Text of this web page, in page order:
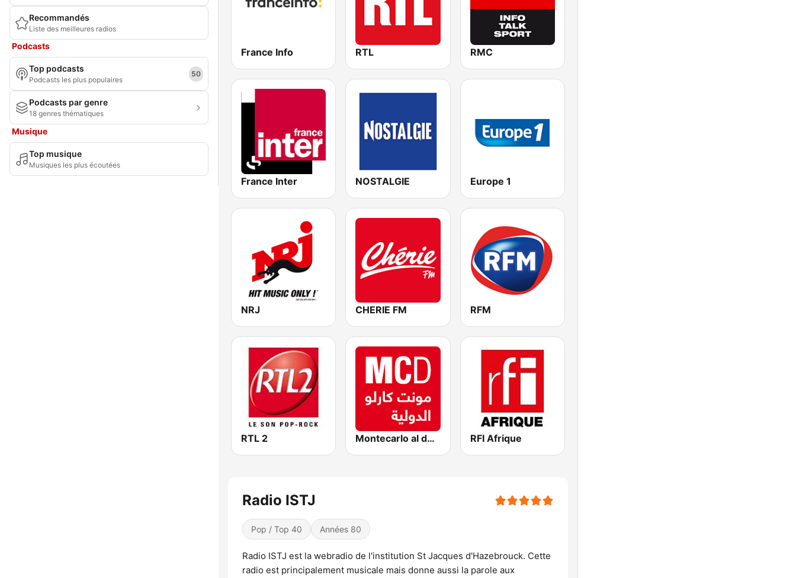
Recommandés
Liste des meilleures radios
Podcasts
Top podcasts
Podcasts les plus populaires
50
Podcasts par genre
18 genres thématiques
Musique
Top musique
Musiques les plus écoutées
France Info RTL RMC
France Inter NOSTALGIE Europe 1
NRJ CHERIE FM RFM
RTL 2 Montecarlo al doualiya (مونت كارلو الدولية) RFI Afrique
Radio ISTJ
Pop / Top 40 Années 80
Radio ISTJ est la webradio de l'institution St Jacques d'Hazebrouck. Cette
radio est principalement musicale mais donne aussi la parole aux